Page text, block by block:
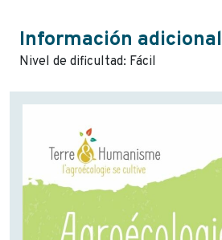
Información adicional
Nivel de dificultad: Fácil